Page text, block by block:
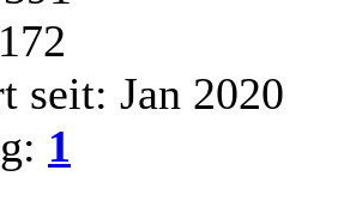
seit: Jan 2020
1